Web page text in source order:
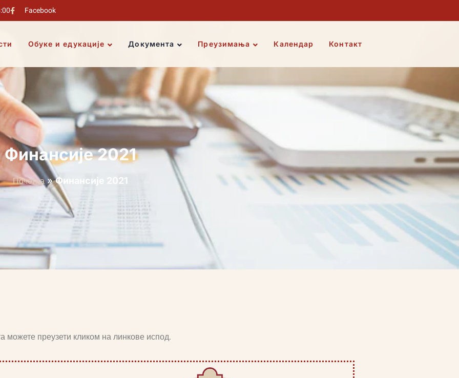
Facebook
Обуке и едукације Документа Преузимања Календар Контакт
Финансије 2021
Почетна»Финансије 2021
можете преузети кликом на линкове испод.